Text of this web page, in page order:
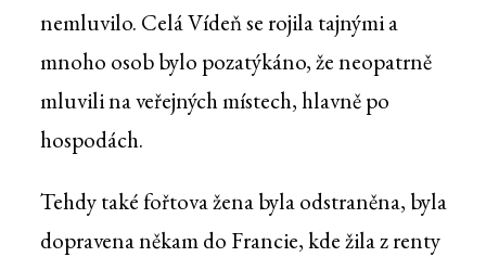
nemluvilo. Celá Vídeň se rojila tajnými a
mnoho osob bylo pozatýkáno, že neopatrně
mluvili na veřejných místech, hlavně po
hospodách.
Tehdy také fořtova žena byla odstraněna, byla
dopravena někam do Francie, kde žila z renty